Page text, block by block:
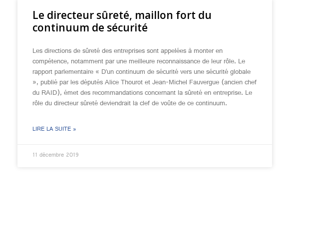
Le directeur sûreté, maillon fort du
continuum de sécurité
Les directions de sûreté des entreprises sont appelées à monter en
compétence, notamment par une meilleure reconnaissance de leur rôle. Le
rapport parlementaire « D’un continuum de sécurité vers une sécurité globale
», publié par les députés Alice Thourot et Jean-Michel Fauvergue (ancien chef
du RAID), émet des recommandations concernant la sûreté en entreprise. Le
rôle du directeur sûreté deviendrait la clef de voûte de ce continuum.
LIRE LA SUITE »
11 décembre 2019